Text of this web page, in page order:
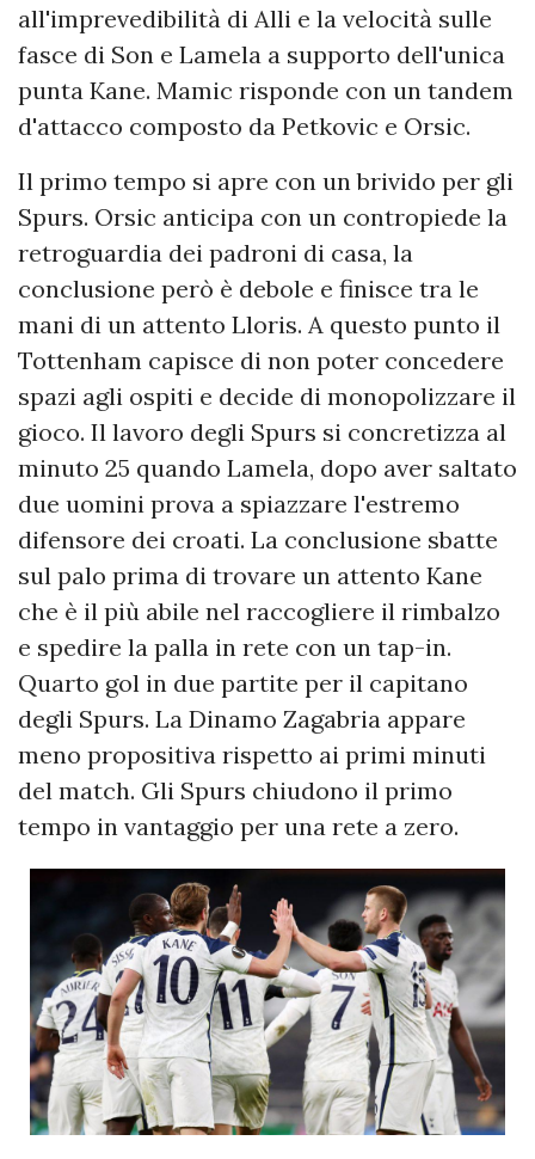
all'imprevedibilità di Alli e la velocità sulle
fasce di Son e Lamela a supporto dell'unica
punta Kane. Mamic risponde con un tandem
d'attacco composto da Petkovic e Orsic.
Il primo tempo si apre con un brivido per gli
Spurs. Orsic anticipa con un contropiede la
retroguardia dei padroni di casa, la
conclusione però è debole e finisce tra le
mani di un attento Lloris. A questo punto il
Tottenham capisce di non poter concedere
spazi agli ospiti e decide di monopolizzare il
gioco. Il lavoro degli Spurs si concretizza al
minuto 25 quando Lamela, dopo aver saltato
due uomini prova a spiazzare l'estremo
difensore dei croati. La conclusione sbatte
sul palo prima di trovare un attento Kane
che è il più abile nel raccogliere il rimbalzo
e spedire la palla in rete con un tap-in.
Quarto gol in due partite per il capitano
degli Spurs. La Dinamo Zagabria appare
meno propositiva rispetto ai primi minuti
del match. Gli Spurs chiudono il primo
tempo in vantaggio per una rete a zero.